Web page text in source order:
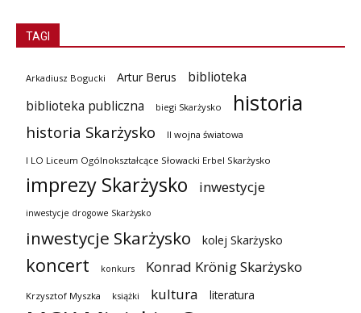
TAGI
Arkadiusz Bogucki Artur Berus
biblioteka
biblioteka publiczna
biegi Skarżysko historia
historia Skarżysko II wojna światowa
I LO Liceum Ogólnokształcące Słowacki Erbel Skarżysko
imprezy Skarżysko inwestycje
inwestycje drogowe Skarżysko
inwestycje Skarżysko kolej Skarżysko
koncert konkurs Konrad Krönig Skarżysko
Krzysztof Myszka książki kultura literatura